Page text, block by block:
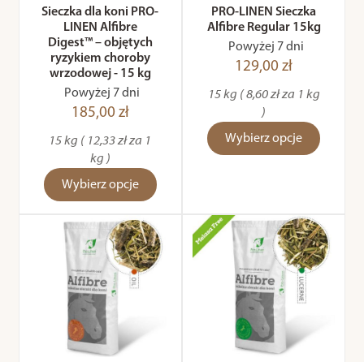
Sieczka dla koni PRO-
LINEN Alfibre
Digest™ – objętych
ryzykiem choroby
wrzodowej - 15 kg
Powyżej 7 dni
185,00 zł
15 kg ( 12,33 zł za 1
kg )
Wybierz opcje
PRO-LINEN Sieczka
Alfibre Regular 15kg
Powyżej 7 dni
129,00 zł
15 kg ( 8,60 zł za 1 kg
)
Wybierz opcje